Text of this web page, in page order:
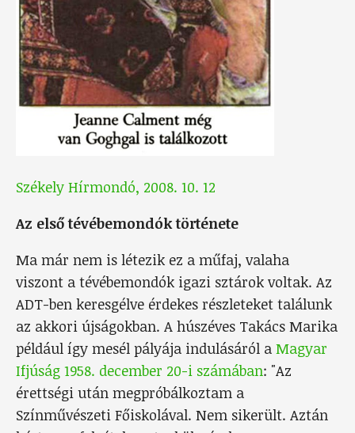
Székely Hírmondó, 2008. 10. 12
Az első tévébemondók története
Ma már nem is létezik ez a műfaj, valaha
viszont a tévébemondók igazi sztárok voltak. Az
ADT-ben keresgélve érdekes részleteket találunk
az akkori újságokban. A húszéves Takács Marika
például így mesél pályája indulásáról a Magyar
Ifjúság 1958. december 20-i számában: "Az
érettségi után megpróbálkoztam a
Színművészeti Főiskolával. Nem sikerült. Aztán